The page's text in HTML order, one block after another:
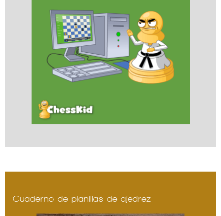
Cuaderno de planillas de ajedrez